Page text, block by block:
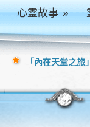
心靈故事»
「內在天堂之